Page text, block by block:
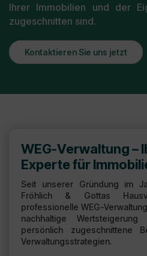
Ihrer Immobilien und der
zugeschnitten sind.
Kontaktieren Sie uns jetzt
WEG-Verwaltung –
Experte für
Seit unserer Gründung im
Fröhlich & Gottas
professionelle WEG-
nachhaltige
persönlich zugeschnittene
Verwaltungsstrategien.